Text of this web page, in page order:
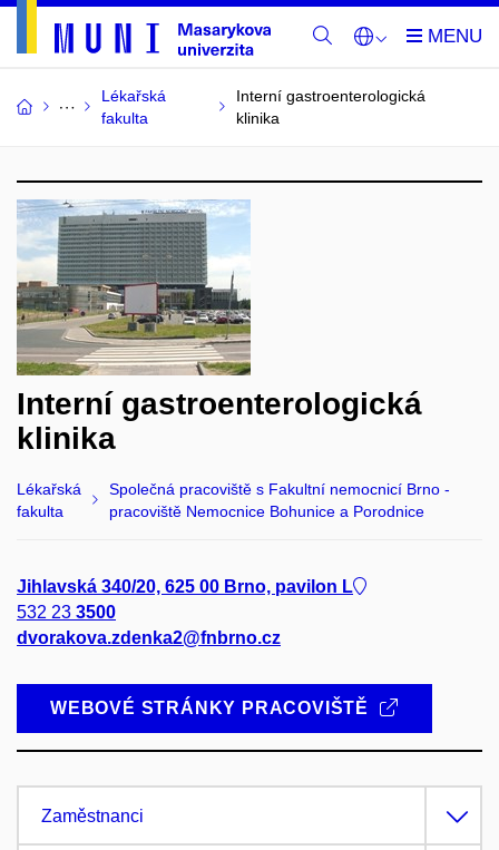
Lékařská
fakulta
Interní gastroenterologická
klinika
Interní gastroenterologická
klinika
Lékařská
fakulta
Společná pracoviště s Fakultní nemocnicí Brno -
pracoviště Nemocnice Bohunice a Porodnice
Jihlavská 340/20, 625 00 Brno, pavilon L
532 23 3500
dvorakova.zdenka2@fnbrno.cz
WEBOVÉ STRÁNKY PRACOVIŠTĚ
Zaměstnanci